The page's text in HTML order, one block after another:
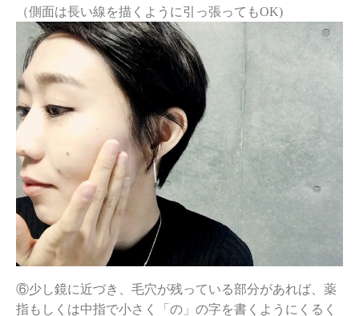
（側面は長い線を描くように引っ張ってもOK)
⑥少し鏡に近づき、毛穴が残っている部分があれば、薬
指もしくは中指で小さく「の」の字を書くようにくるく